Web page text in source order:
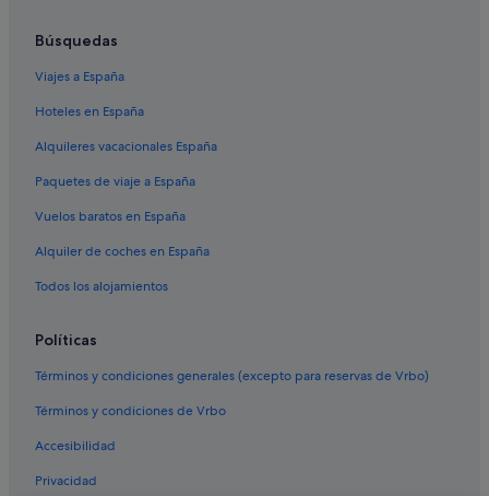
Búsquedas
Viajes a España
Hoteles en España
Alquileres vacacionales España
Paquetes de viaje a España
Vuelos baratos en España
Alquiler de coches en España
Todos los alojamientos
Políticas
Términos y condiciones generales (excepto para reservas de Vrbo)
Términos y condiciones de Vrbo
Accesibilidad
Privacidad